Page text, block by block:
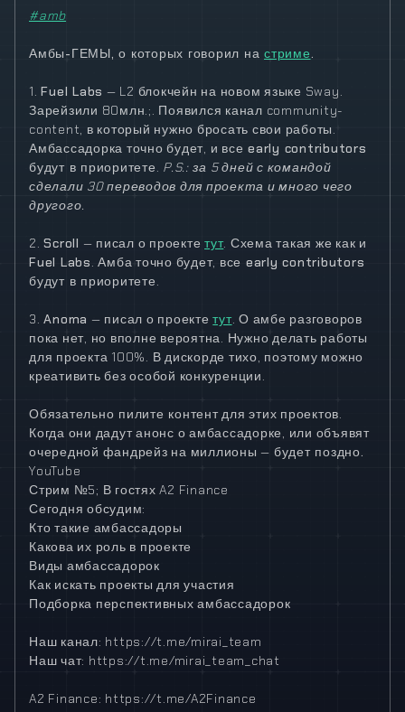
#amb
Амбы-ГЕМЫ, о которых говорил настриме.
1.Fuel Labs — L2 блокчейн на новом языке Sway.
Зарейзили 80млн.;. Появился канал community-
content, в который нужно бросать свои работы.
Амбассадорка точно будет, и все early contributors
будут в приоритете. P.S.: за 5 дней с командой
сделали 30 переводов для проекта и много чего
другого.
2.Scroll — писал о проектетут. Схема такая же как и
Fuel Labs. Амба точно будет, все early contributors
будут в приоритете.
3.Anoma — писал о проектетут. О амбе разговоров
пока нет, но вполне вероятна. Нужно делать работы
для проекта 100%. В дискорде тихо, поэтому можно
креативить без особой конкуренции.
Обязательно пилите контентдля этих проектов.
Когда они дадут анонс о амбассадорке, или объявят
очередной фандрейз на миллионы — будет поздно.
YouTube
Стрим №5; В гостях A2 Finance
Сегодня обсудим:
Кто такие амбассадоры
Какова их роль в проекте
Виды амбассадорок
Как искать проекты для участия
Подборка перспективных амбассадорок
Наш канал: https://t.me/mirai_team
Наш чат: https://t.me/mirai_team_chat
A2 Finance: https://t.me/A2Finance